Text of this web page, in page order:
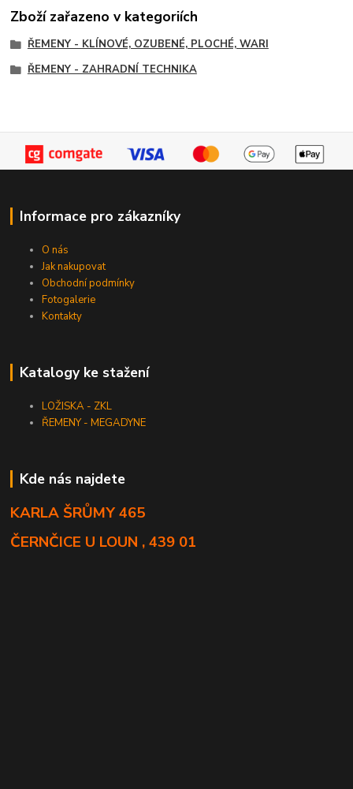
Zboží zařazeno v kategoriích
ŘEMENY - KLÍNOVÉ, OZUBENÉ, PLOCHÉ, WARI
ŘEMENY - ZAHRADNÍ TECHNIKA
Informace pro zákazníky
O nás
Jak nakupovat
Obchodní podmínky
Fotogalerie
Kontakty
Katalogy ke stažení
LOŽISKA - ZKL
ŘEMENY - MEGADYNE
Kde nás najdete
KARLA ŠRŮMY 465
ČERNČICE U LOUN , 439 01